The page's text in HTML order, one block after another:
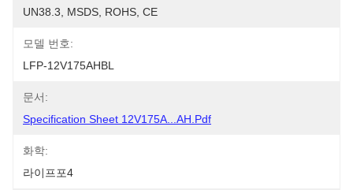
UN38.3, MSDS, ROHS, CE
모델 번호:
LFP-12V175AHBL
문서:
Specification Sheet 12V175A...AH.pdf
화학:
라이프포4